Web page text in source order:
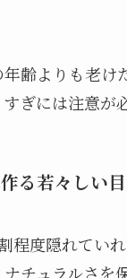
齢よりも老け
ぎには注意が
る若々しい
程度隠れてい
チュラルさを